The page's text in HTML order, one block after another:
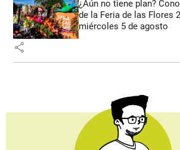
¿Aún no tiene plan?
de la Feria de las Flores
miércoles 5 de agosto
share